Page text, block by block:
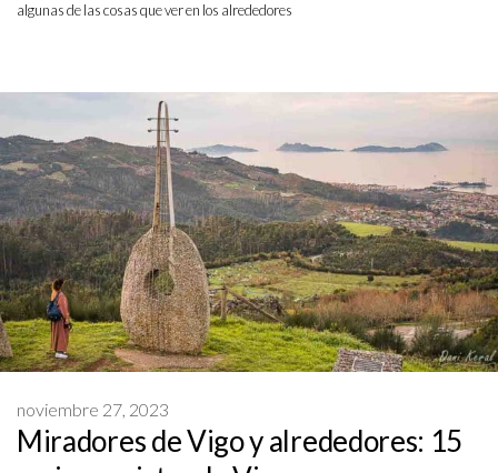
algunas de las cosas que ver en los alrededores
Miradores de Vigo y alrededores: 15
noviembre 27, 2023